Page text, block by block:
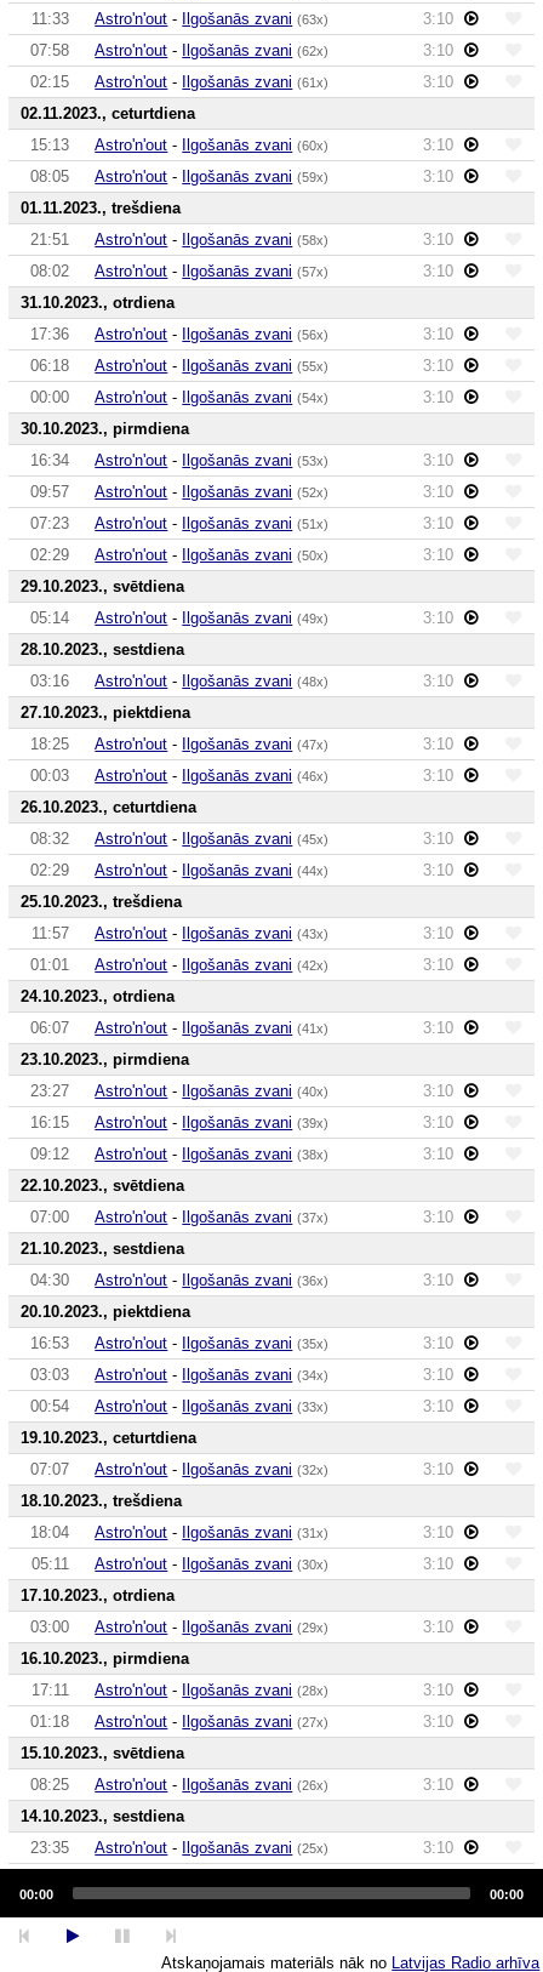
11:33
Astro'n'out - Ilgošanās zvani (63x)
3:10
07:58
Astro'n'out - Ilgošanās zvani (62x)
3:10
02:15
Astro'n'out - Ilgošanās zvani (61x)
3:10
02.11.2023., ceturtdiena
15:13
Astro'n'out - Ilgošanās zvani (60x)
3:10
08:05
Astro'n'out - Ilgošanās zvani (59x)
3:10
01.11.2023., trešdiena
21:51
Astro'n'out - Ilgošanās zvani (58x)
3:10
08:02
Astro'n'out - Ilgošanās zvani (57x)
3:10
31.10.2023., otrdiena
17:36
Astro'n'out - Ilgošanās zvani (56x)
3:10
06:18
Astro'n'out - Ilgošanās zvani (55x)
3:10
00:00
Astro'n'out - Ilgošanās zvani (54x)
3:10
30.10.2023., pirmdiena
16:34
Astro'n'out - Ilgošanās zvani (53x)
3:10
09:57
Astro'n'out - Ilgošanās zvani (52x)
3:10
07:23
Astro'n'out - Ilgošanās zvani (51x)
3:10
02:29
Astro'n'out - Ilgošanās zvani (50x)
3:10
29.10.2023., svētdiena
05:14
Astro'n'out - Ilgošanās zvani (49x)
3:10
28.10.2023., sestdiena
03:16
Astro'n'out - Ilgošanās zvani (48x)
3:10
27.10.2023., piektdiena
18:25
Astro'n'out - Ilgošanās zvani (47x)
3:10
00:03
Astro'n'out - Ilgošanās zvani (46x)
3:10
26.10.2023., ceturtdiena
08:32
Astro'n'out - Ilgošanās zvani (45x)
3:10
02:29
Astro'n'out - Ilgošanās zvani (44x)
3:10
25.10.2023., trešdiena
11:57
Astro'n'out - Ilgošanās zvani (43x)
3:10
01:01
Astro'n'out - Ilgošanās zvani (42x)
3:10
24.10.2023., otrdiena
06:07
Astro'n'out - Ilgošanās zvani (41x)
3:10
23.10.2023., pirmdiena
23:27
Astro'n'out - Ilgošanās zvani (40x)
3:10
16:15
Astro'n'out - Ilgošanās zvani (39x)
3:10
09:12
Astro'n'out - Ilgošanās zvani (38x)
3:10
22.10.2023., svētdiena
07:00
Astro'n'out - Ilgošanās zvani (37x)
3:10
21.10.2023., sestdiena
04:30
Astro'n'out - Ilgošanās zvani (36x)
3:10
20.10.2023., piektdiena
16:53
Astro'n'out - Ilgošanās zvani (35x)
3:10
03:03
Astro'n'out - Ilgošanās zvani (34x)
3:10
00:54
Astro'n'out - Ilgošanās zvani (33x)
3:10
19.10.2023., ceturtdiena
07:07
Astro'n'out - Ilgošanās zvani (32x)
3:10
18.10.2023., trešdiena
18:04
Astro'n'out - Ilgošanās zvani (31x)
3:10
05:11
Astro'n'out - Ilgošanās zvani (30x)
3:10
17.10.2023., otrdiena
03:00
Astro'n'out - Ilgošanās zvani (29x)
3:10
16.10.2023., pirmdiena
17:11
Astro'n'out - Ilgošanās zvani (28x)
3:10
01:18
Astro'n'out - Ilgošanās zvani (27x)
3:10
15.10.2023., svētdiena
08:25
Astro'n'out - Ilgošanās zvani (26x)
3:10
14.10.2023., sestdiena
23:35
Astro'n'out - Ilgošanās zvani (25x)
3:10
17:26
Astro'n'out-
Player
00:00 00:00
Atskaņojamais materiāls nāk no Latvijas Radio arhīva